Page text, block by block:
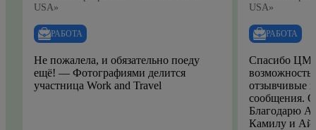
USA»
РАБОТА
Не пожалела, и обязательно поеду
ещё! — Фотографиями делится
участница Work and Travel
USA»
РАБОТА
Спасибо ЦМО
отзывчивые
сообщения.
Благодарю
Камилу и